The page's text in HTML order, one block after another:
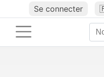
Se connecter